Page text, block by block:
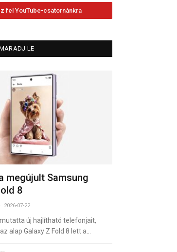
fel YouTube-csatornánkra
LE
megújult Samsung
8
2026-07-22
új hajlítható telefonjait,
alap Galaxy Z Fold 8 lett a…